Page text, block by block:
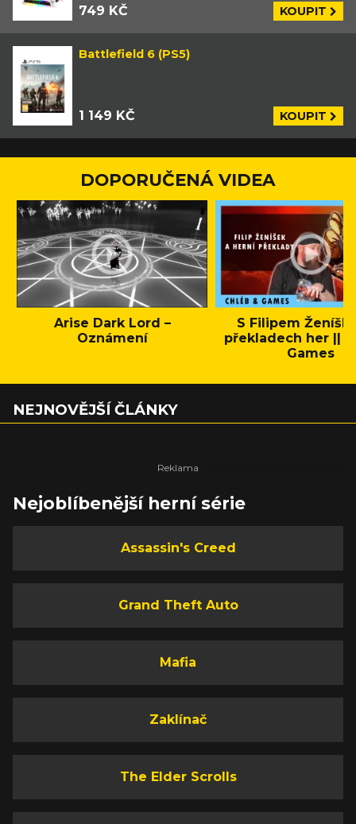
749 KČ KOUPIT
Battlefield 6 (PS5)
1 149 KČ KOUPIT
DOPORUČENÁ VIDEA
Arise Dark Lord –
Oznámení
S Filipem
překladech her ||
Games
NEJNOVĚJŠÍ ČLÁNKY
Nejoblíbenější herní série
Assassin's Creed
Grand Theft Auto
Mafia
Zaklínač
The Elder Scrolls